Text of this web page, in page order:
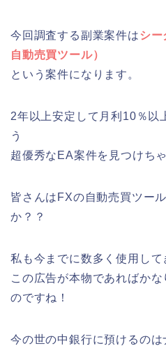
今回調査する副業案件は シ
自動売買ツール）
という案件になります。
2年以上安定して月利10％以
う
超優秀なEA案件を見つけち
皆さんはFXの自動売買ツー
か？？
私も今までに数多く使用して
この広告が本物であればか
のですね！
今の世の中銀行に預けるのは